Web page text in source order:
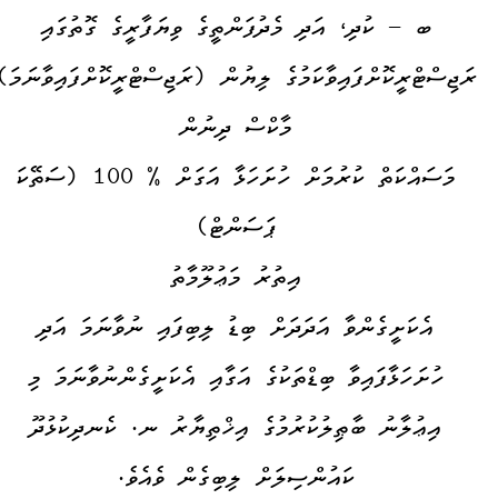
ބ – ކުދި، އަދި މެދުފަންތީގެ ވިޔަފާރީގެ ގޮތުގައި
ރަޖިސްޓްރީކޮށްފައިވާކަމުގެ ލިޔުން
މާކްސް ދިނުން
މަސައްކަތް ކުރުމަށް ހުށަހަޅާ އަގަށް % 100 (ސަތޭކަ
ޕަސަންޓް)
އިތުރު މަޢުލޫމާތު
އެކަށީގެންވާ އަދަދަށް ބިޑު ލިބިފައި ނުވާނަމަ އަދި
ހުށަހަޅާފައިވާ ބިޑްތަކުގެ އަގާއި އެކަށީގެންނުވާނަމަ މި
އިޢުލާނު ބާޠިލުކުރުމުގެ އިޚްތިޔާރު ނ. ކެނދިކުޅުދޫ
ކައުންސިލަށް ލިބިގެން ވެއެވެ.